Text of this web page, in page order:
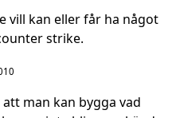
vill kan eller får ha något
strike.
man kan bygga vad